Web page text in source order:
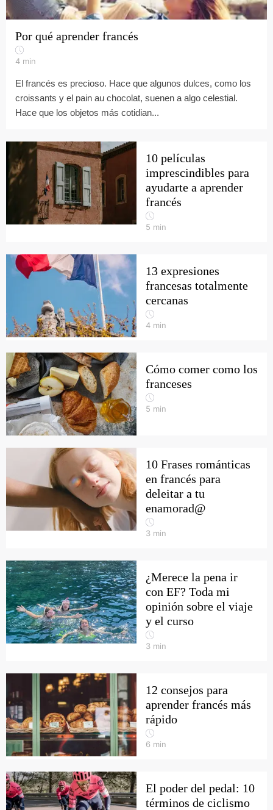
Por qué aprender francés
4 min
El francés es precioso. Hace que algunos dulces, como los
croissants y el pain au chocolat, suenen a algo celestial.
Hace que los objetos más cotidian...
10 películas
imprescindibles para
ayudarte a aprender
francés
5 min
13 expresiones
francesas totalmente
cercanas
4 min
Cómo comer como los
franceses
5 min
10 Frases románticas
en francés para
deleitar a tu
enamorad@
3 min
¿Merece la pena ir
con EF? Toda mi
opinión sobre el viaje
y el curso
3 min
12 consejos para
aprender francés más
rápido
6 min
El poder del pedal: 10
términos de ciclismo